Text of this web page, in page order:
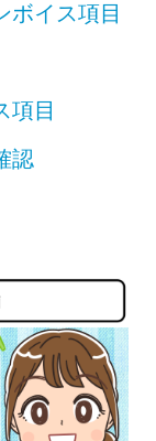
ボイス項目
項目
認